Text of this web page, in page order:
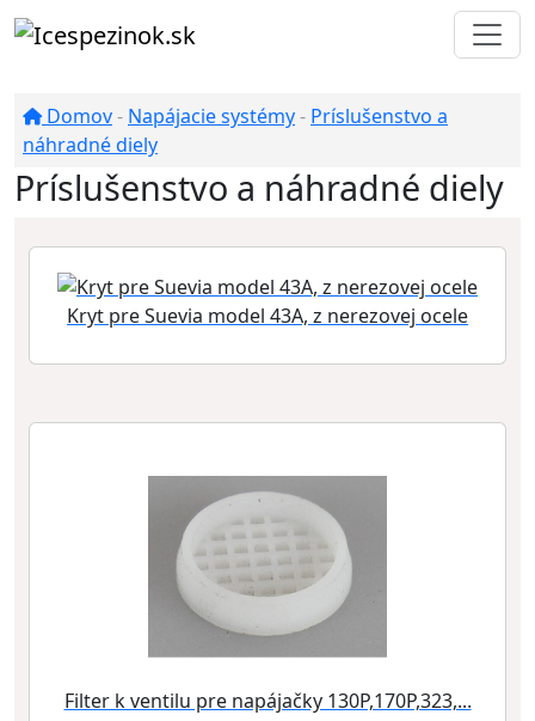
Domov- Napájacie systémy- Príslušenstvo a
náhradné diely
Príslušenstvo a náhradné diely
Kryt pre Suevia model 43A, z nerezovej ocele
Filter k ventilu pre napájačky 130P,170P,323,...